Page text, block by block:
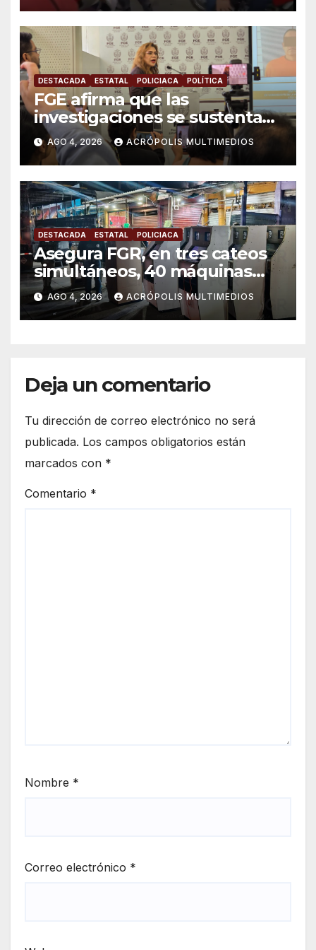
DESTACADA ESTATAL POLICIACA POLÍTICA
FGE afirma que las
investigaciones se sustentan
en pruebas, no en intereses
políticos
AGO 4, 2026 ACRÓPOLIS MULTIMEDIOS
DESTACADA ESTATAL POLICIACA
Asegura FGR, en tres cateos
simultáneos, 40 máquinas
tragamonedas en Veracruz
AGO 4, 2026 ACRÓPOLIS MULTIMEDIOS
Deja un comentario
Tu dirección de correo electrónico no será
publicada. Los campos obligatorios están
marcados con *
Comentario *
Nombre *
Correo electrónico *